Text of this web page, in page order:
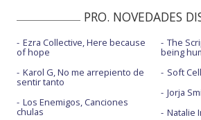
PRO. NOVEDADES
Ezra Collective, Here because
of hope
Karol G, No me arrepiento de
sentir tanto
Los Enemigos, Canciones
chulas
The
being
Soft
Jorja
Natalie